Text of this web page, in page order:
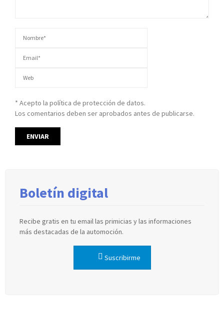
* Acepto la política de protección de datos.
Los comentarios deben ser aprobados antes de publicarse.
Boletín digital
Recibe gratis en tu email las primicias y las informaciones
más destacadas de la automoción.
Suscribirme